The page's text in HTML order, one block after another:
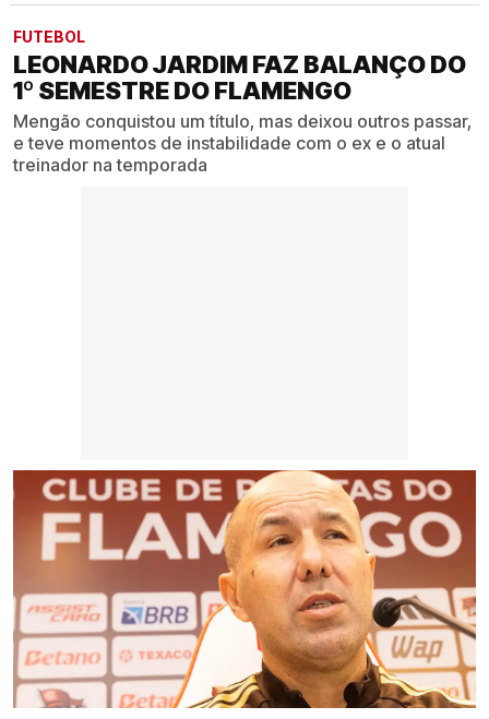
FUTEBOL
LEONARDO JARDIM FAZ BALANÇO DO
1º SEMESTRE DO FLAMENGO
Mengão conquistou um título, mas deixou outros passar,
e teve momentos de instabilidade com o ex e o atual
treinador na temporada